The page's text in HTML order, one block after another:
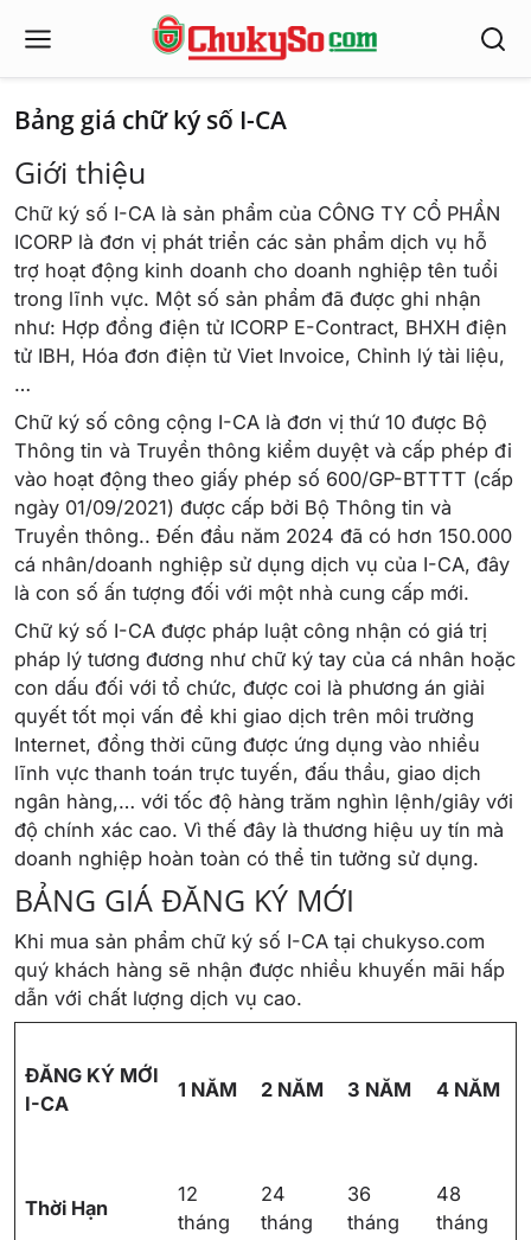
Bảng giá chữ ký số I-CA
Giới thiệu
Chữ ký số I-CA là sản phẩm của CÔNG TY CỔ PHẦN
ICORP là đơn vị phát triển các sản phẩm dịch vụ hỗ
trợ hoạt động kinh doanh cho doanh nghiệp tên tuổi
trong lĩnh vực. Một số sản phẩm đã được ghi nhận
như: Hợp đồng điện tử ICORP E-Contract, BHXH điện
tử IBH, Hóa đơn điện tử Viet Invoice, Chỉnh lý tài liệu,
…
Chữ ký số công cộng I-CA là đơn vị thứ 10 được Bộ
Thông tin và Truyền thông kiểm duyệt và cấp phép đi
vào hoạt động theo giấy phép số 600/GP-BTTTT (cấp
ngày 01/09/2021) được cấp bởi Bộ Thông tin và
Truyền thông.. Đến đầu năm 2024 đã có hơn 150.000
cá nhân/doanh nghiệp sử dụng dịch vụ của I-CA, đây
là con số ấn tượng đối với một nhà cung cấp mới.
Chữ ký số I-CA được pháp luật công nhận có giá trị
pháp lý tương đương như chữ ký tay của cá nhân hoặc
con dấu đối với tổ chức, được coi là phương án giải
quyết tốt mọi vấn đề khi giao dịch trên môi trường
Internet, đồng thời cũng được ứng dụng vào nhiều
lĩnh vực thanh toán trực tuyến, đấu thầu, giao dịch
ngân hàng,… với tốc độ hàng trăm nghìn lệnh/giây với
độ chính xác cao. Vì thế đây là thương hiệu uy tín mà
doanh nghiệp hoàn toàn có thể tin tưởng sử dụng.
BẢNG GIÁ ĐĂNG KÝ MỚI
Khi mua sản phẩm chữ ký số I-CA tại chukyso.com
quý khách hàng sẽ nhận được nhiều khuyến mãi hấp
dẫn với chất lượng dịch vụ cao.
ĐĂNG KÝ MỚI
I-CA
1 NĂM 2 NĂM 3 NĂM 4 NĂM
Thời Hạn
12
tháng
24
tháng
36
tháng
48
tháng